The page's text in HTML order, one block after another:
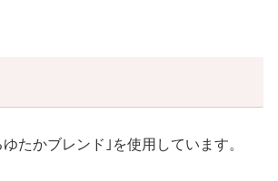
たかブレンド｣を使用しています。